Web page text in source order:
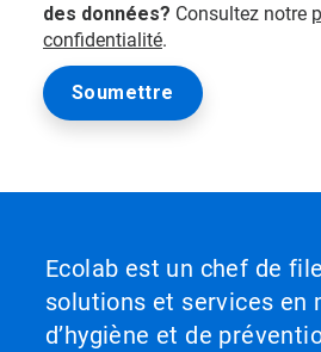
des données? Consultez notre
confidentialité.
Ecolab est un chef de
solutions et services en
d’hygiène et de